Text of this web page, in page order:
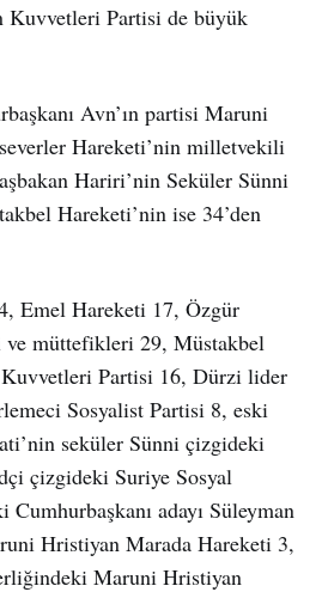
Partisi de büyük
Avn’ın partisi Maruni
Hareketi’nin milletvekili
Hariri’nin Seküler Sünni
Hareketi’nin ise 34’den
Emel Hareketi 17, Özgür
ve müttefikleri 29, Müstakbel
Partisi 16, Dürzi lider
Sosyalist Partisi 8, eski
seküler Sünni çizgideki
çizgideki Suriye Sosyal
adayı Süleyman
Hristiyan Marada Hareketi 3,
Maruni Hristiyan